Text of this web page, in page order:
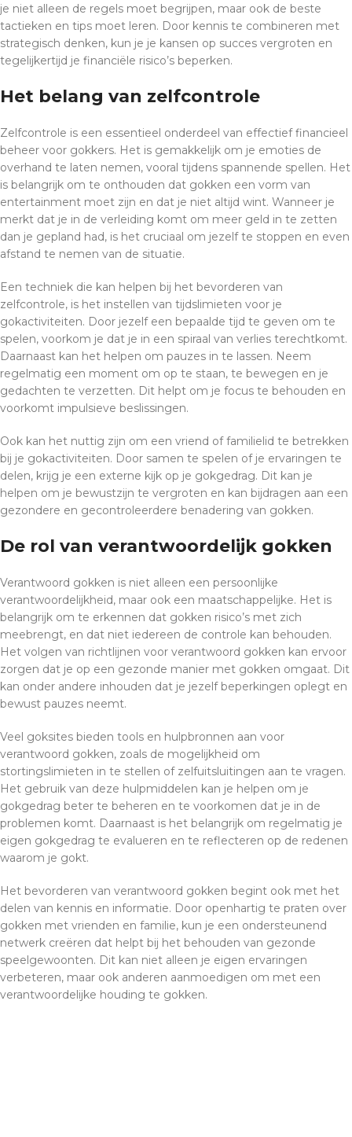
je niet alleen de regels moet begrijpen, maar ook de beste
tactieken en tips moet leren. Door kennis te combineren met
strategisch denken, kun je je kansen op succes vergroten en
tegelijkertijd je financiële risico’s beperken.
Het belang van zelfcontrole
Zelfcontrole is een essentieel onderdeel van effectief financieel
beheer voor gokkers. Het is gemakkelijk om je emoties de
overhand te laten nemen, vooral tijdens spannende spellen. Het
is belangrijk om te onthouden dat gokken een vorm van
entertainment moet zijn en dat je niet altijd wint. Wanneer je
merkt dat je in de verleiding komt om meer geld in te zetten
dan je gepland had, is het cruciaal om jezelf te stoppen en even
afstand te nemen van de situatie.
Een techniek die kan helpen bij het bevorderen van
zelfcontrole, is het instellen van tijdslimieten voor je
gokactiviteiten. Door jezelf een bepaalde tijd te geven om te
spelen, voorkom je dat je in een spiraal van verlies terechtkomt.
Daarnaast kan het helpen om pauzes in te lassen. Neem
regelmatig een moment om op te staan, te bewegen en je
gedachten te verzetten. Dit helpt om je focus te behouden en
voorkomt impulsieve beslissingen.
Ook kan het nuttig zijn om een vriend of familielid te betrekken
bij je gokactiviteiten. Door samen te spelen of je ervaringen te
delen, krijg je een externe kijk op je gokgedrag. Dit kan je
helpen om je bewustzijn te vergroten en kan bijdragen aan een
gezondere en gecontroleerdere benadering van gokken.
De rol van verantwoordelijk gokken
Verantwoord gokken is niet alleen een persoonlijke
verantwoordelijkheid, maar ook een maatschappelijke. Het is
belangrijk om te erkennen dat gokken risico’s met zich
meebrengt, en dat niet iedereen de controle kan behouden.
Het volgen van richtlijnen voor verantwoord gokken kan ervoor
zorgen dat je op een gezonde manier met gokken omgaat. Dit
kan onder andere inhouden dat je jezelf beperkingen oplegt en
bewust pauzes neemt.
Veel goksites bieden tools en hulpbronnen aan voor
verantwoord gokken, zoals de mogelijkheid om
stortingslimieten in te stellen of zelfuitsluitingen aan te vragen.
Het gebruik van deze hulpmiddelen kan je helpen om je
gokgedrag beter te beheren en te voorkomen dat je in de
problemen komt. Daarnaast is het belangrijk om regelmatig je
eigen gokgedrag te evalueren en te reflecteren op de redenen
waarom je gokt.
Het bevorderen van verantwoord gokken begint ook met het
delen van kennis en informatie. Door openhartig te praten over
gokken met vrienden en familie, kun je een ondersteunend
netwerk creëren dat helpt bij het behouden van gezonde
speelgewoonten. Dit kan niet alleen je eigen ervaringen
verbeteren, maar ook anderen aanmoedigen om met een
verantwoordelijke houding te gokken.